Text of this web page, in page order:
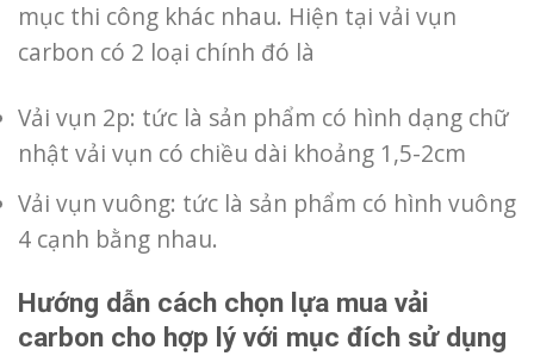
mục thi công khác nhau. Hiện tại vải vụn
carbon có 2 loại chính đó là
Vải vụn 2p: tức là sản phẩm có hình dạng chữ
nhật vải vụn có chiều dài khoảng 1,5-2cm
Vải vụn vuông: tức là sản phẩm có hình vuông
4 cạnh bằng nhau.
Hướng dẫn cách chọn lựa mua vải
carbon cho hợp lý với mục đích sử dụng